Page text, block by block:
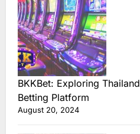
BKKBet: Exploring
Betting Platform
August 20, 2024